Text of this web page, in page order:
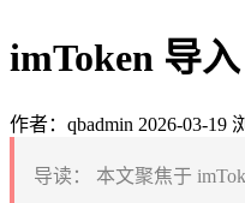
imToken 导
作者：qbadmin 2026-03-19
导读：
本文聚焦于